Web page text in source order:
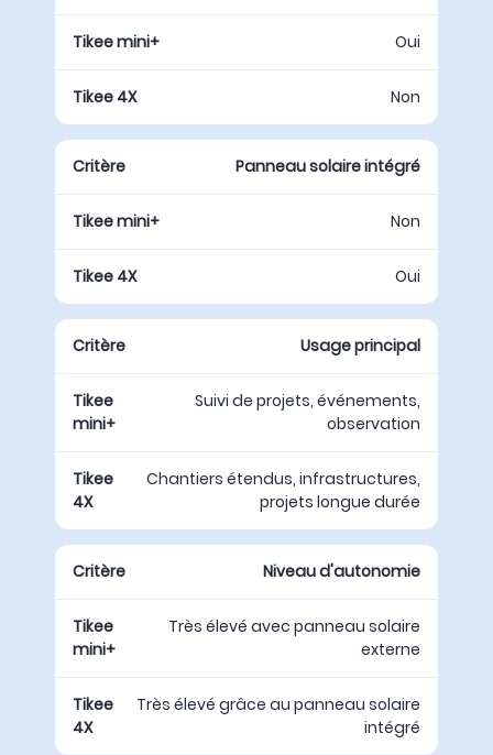
Oui
Non
Panneau solaire intégré
Non
Oui
Usage principal
Suivi de projets, événements,
observation
Chantiers étendus, infrastructures,
projets longue durée
Niveau d'autonomie
Très élevé avec panneau solaire
externe
Très élevé grâce au panneau solaire
intégré